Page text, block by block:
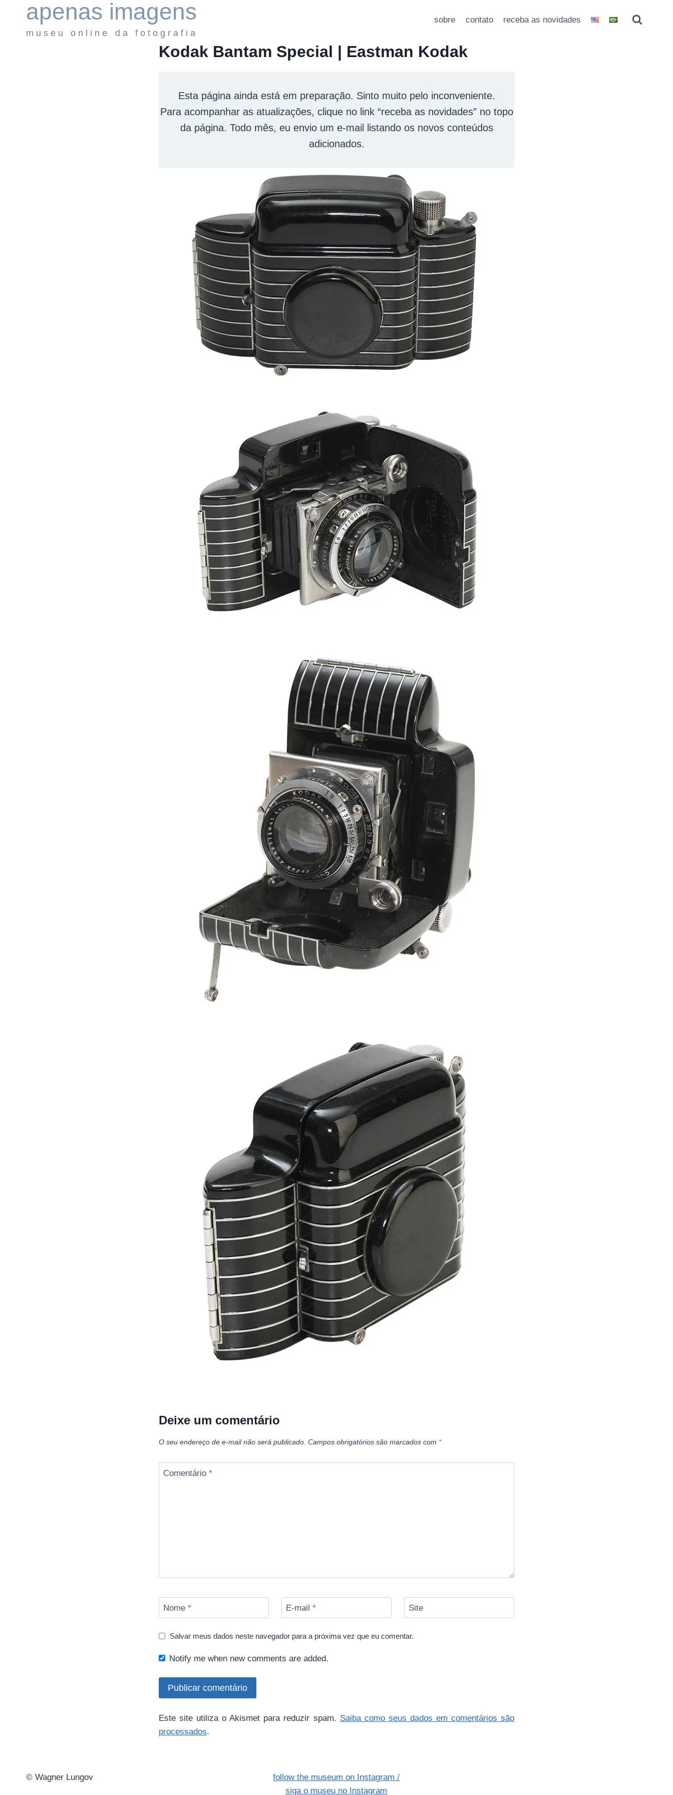
apenas imagens
museu online da fotografia
sobre contato receba as novidades
Kodak Bantam Special | Eastman Kodak
Esta página ainda está em preparação. Sinto muito pelo inconveniente.
Para acompanhar as atualizações, clique no link “receba as novidades” no topo
da página. Todo mês, eu envio um e-mail listando os novos conteúdos
adicionados.
Deixe um comentário
O seu endereço de e-mail não será publicado. Campos obrigatórios são marcados com *
Comentário *
Nome * E-mail * Site
Salvar meus dados neste navegador para a próxima vez que eu comentar.
Notify me when new comments are added.
Este site utiliza o Akismet para reduzir spam. Saiba como seus dados em comentários são
processados.
© Wagner Lungov
follow the museum on Instagram /
siga o museu no Instagram